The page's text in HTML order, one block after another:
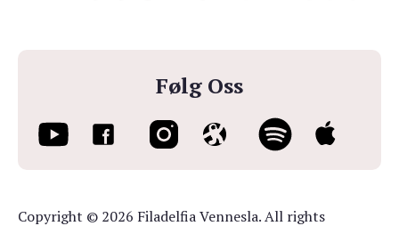
Følg Oss
Copyright © 2026 Filadelfia Vennesla. All rights